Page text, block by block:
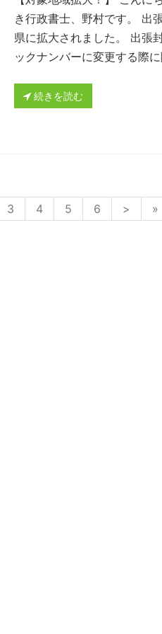
き行政書士、野村です。 出
県に拡大されました。 出張
ックナンバーに変更する際
続きを読む
3 4 5 6 > »